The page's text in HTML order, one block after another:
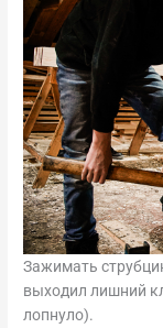
Зажимать
выходил лишний
лопнуло).